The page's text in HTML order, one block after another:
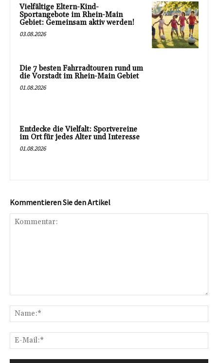
Vielfältige Eltern-Kind-
Sportangebote im Rhein-Main
Gebiet: Gemeinsam aktiv werden!
03.08.2026
Die 7 besten Fahrradtouren rund um
die Vorstadt im Rhein-Main Gebiet
01.08.2026
Entdecke die Vielfalt: Sportvereine
im Ort für jedes Alter und Interesse
01.08.2026
Kommentieren Sie den Artikel